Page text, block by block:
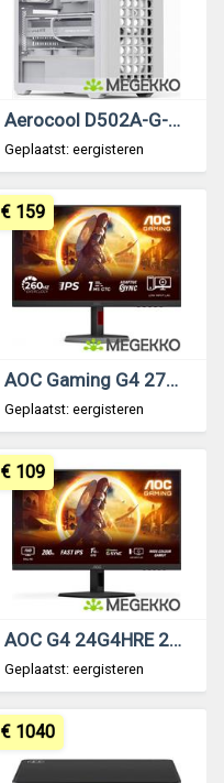
Aerocool D502A-G-WT-v1
Geplaatst: eergisteren
AOC Gaming G4 27G4Z 27 Full HD 260Hz IPS Monitor
Geplaatst: eergisteren
€ 159
AOC G4 24G4HRE 200Hz Full HD Fast IPS monitor
Geplaatst: eergisteren
€ 109
€ 1040